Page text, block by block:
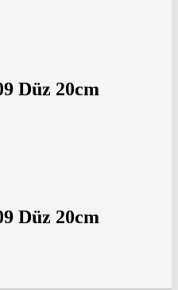
Düz 20cm
Düz 20cm